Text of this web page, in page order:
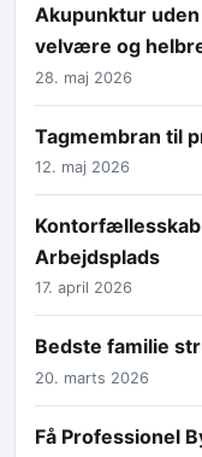
Akupunktur
velvære og
28. maj 2026
Tagmembran til
12. maj 2026
Arbejdsplads
17. april 2026
Bedste familie
20. marts 2026
Få Professionel